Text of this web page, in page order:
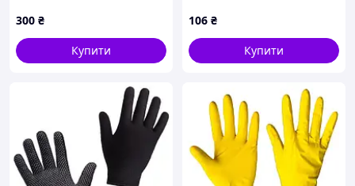
300 ₴
Купити
червоні SIGMA
106 ₴
Купити